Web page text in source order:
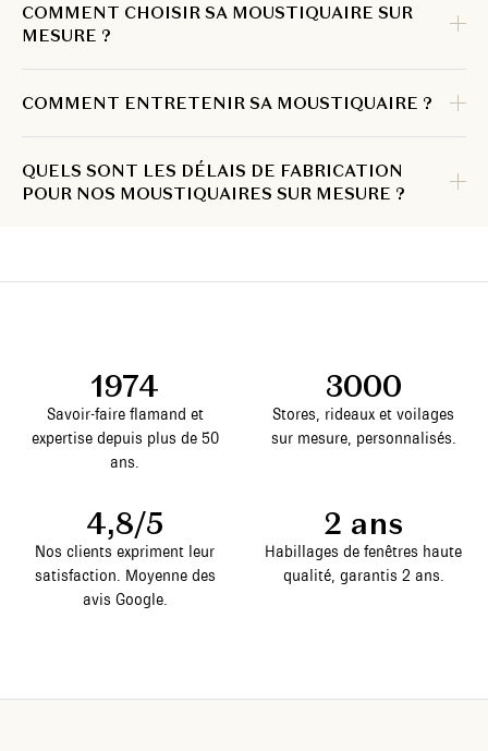
COMMENT CHOISIR SA MOUSTIQUAIRE SUR
MESURE ?
COMMENT ENTRETENIR SA MOUSTIQUAIRE ?
QUELS SONT LES DÉLAIS DE FABRICATION
POUR NOS MOUSTIQUAIRES SUR MESURE ?
1974
Savoir-faire flamand et
expertise depuis plus de 50
ans.
3000
Stores, rideaux et voilages
sur mesure, personnalisés.
4,8/5
Nos clients expriment leur
satisfaction. Moyenne des
avis Google.
2 ans
Habillages de fenêtres haute
qualité, garantis 2 ans.